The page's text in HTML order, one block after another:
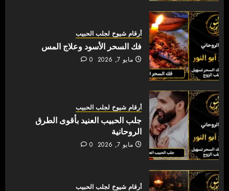
أرقام شيوخ لجلب الحبيب
فك السحر الأسود وعلاج المس
مايو 7, 2026 0
أرقام شيوخ لجلب الحبيب
جلب الحبيب العنيد بأقوى الطرق
الروحانية
مايو 7, 2026 0
أرقام شيوخ لجلب الحبيب